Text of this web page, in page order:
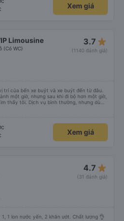
Xem giá
Limousine
(Có WC)
3.7 star_rate
(1140 đánh giá)
trí của bến xe buýt và xe buýt đến từ đâu.
một giờ, nhưng sau khi đi bộ hơn một giờ,
thấy tôi. Dịch vụ bình thường, nhưng dù
sạn vì tôi rất thoải mái. Sẽ tuyệt hơn nếu
Xem giá
4.7 star_rate
(31 đánh giá)
1 lon nước yến, 2 khăn ướt. Chất lượng 👌